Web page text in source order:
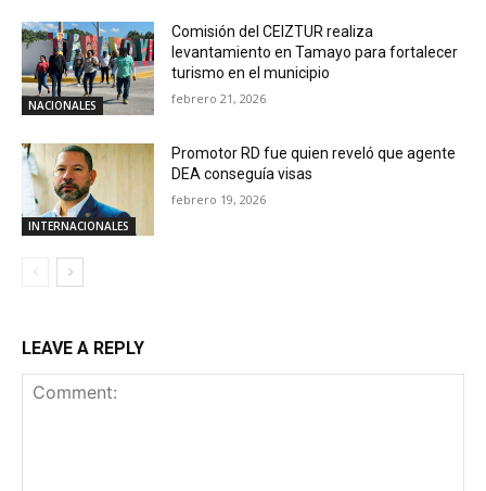
NACIONALES
Comisión del CEIZTUR realiza
levantamiento en Tamayo para fortalecer
turismo en el municipio
febrero 21, 2026
INTERNACIONALES
Promotor RD fue quien reveló que agente
DEA conseguía visas
febrero 19, 2026
LEAVE A REPLY